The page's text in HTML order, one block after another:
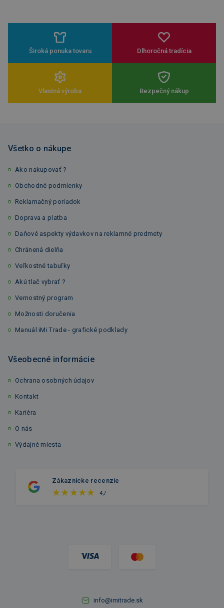
Široká ponuka tovaru Dlhoročná tradícia
Vlastná výroba Bezpečný nákup
Všetko o nákupe
Ako nakupovať ?
Obchodné podmienky
Reklamačný poriadok
Doprava a platba
Daňové aspekty výdavkov na reklamné predmety
Chránená dielňa
Veľkostné tabuľky
Akú tlač vybrať ?
Vernostný program
Možnosti doručenia
Manuál iMi Trade - grafické podklady
Všeobecné informácie
Ochrana osobných údajov
Kontakt
Kariéra
O nás
Výdajné miesta
Zákaznícke recenzie
4,7
info@imitrade.sk